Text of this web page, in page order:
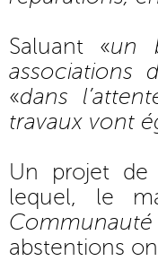
Saluant «un
associations
«dans
travaux vont
Un projet de
lequel, le
abstentions